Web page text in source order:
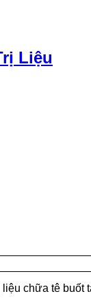
Liệu
liệu chữa tê buốt